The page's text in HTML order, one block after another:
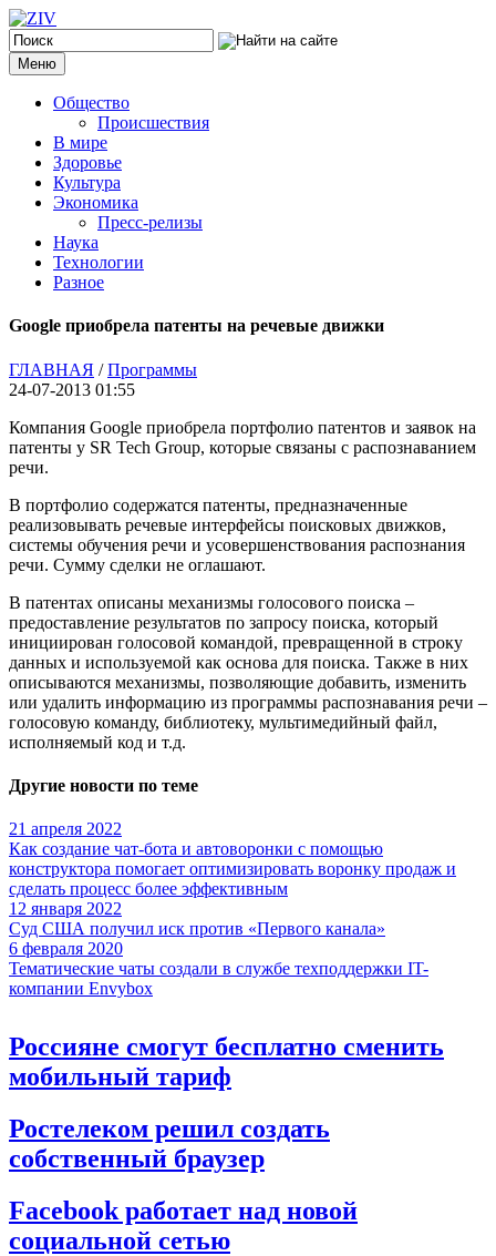
Меню
Общество
Происшествия
В мире
Здоровье
Культура
Экономика
Пресс-релизы
Наука
Технологии
Разное
Google приобрела патенты на речевые движки
ГЛАВНАЯ /Программы
24-07-2013 01:55
Компания Google приобрела портфолио патентов и заявок на
патенты у SR Tech Group, которые связаны с распознаванием
речи.
В портфолио содержатся патенты, предназначенные
реализовывать речевые интерфейсы поисковых движков,
системы обучения речи и усовершенствования распознания
речи. Сумму сделки не оглашают.
В патентах описаны механизмы голосового поиска –
предоставление результатов по запросу поиска, который
инициирован голосовой командой, превращенной в строку
данных и используемой как основа для поиска. Также в них
описываются механизмы, позволяющие добавить, изменить
или удалить информацию из программы распознавания речи –
голосовую команду, библиотеку, мультимедийный файл,
исполняемый код и т.д.
Другие новости по теме
21 апреля 2022
Как создание чат-бота и автоворонки с помощью
конструктора помогает оптимизировать воронку продаж и
сделать процесс более эффективным
12 января 2022
Суд США получил иск против «Первого канала»
6 февраля 2020
Тематические чаты создали в службе техподдержки IT-
компании Envybox
Россияне смогут бесплатно сменить
мобильный тариф
Ростелеком решил создать
собственный браузер
Facebook работает над новой
социальной сетью